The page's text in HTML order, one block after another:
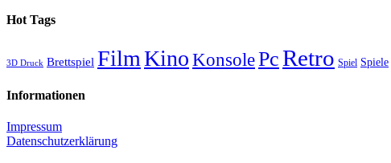
Hot Tags
3D Druck Brettspiel FilmKinoKonsolePcRetro Spiel Spiele
Informationen
Impressum
Datenschutzerklärung